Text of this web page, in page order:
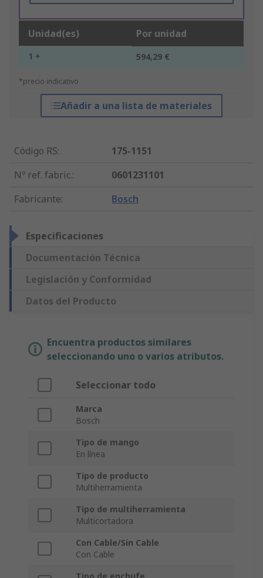
Unidad(es) Por unidad
1 + 594,29 €
*precio indicativo
Añadir a una lista de materiales
Código RS:
175-1151
Nº ref. fabric.:
0601231101
Fabricante: Bosch
Especificaciones
Documentación Técnica
Legislación y Conformidad
Datos del Producto
Encuentra productos similares
seleccionando uno o varios atributos.
Seleccionar todo
Marca
Bosch
Tipo de mango
En línea
Tipo de producto
Multiherramienta
Tipo de multiherramienta
Multicortadora
Con Cable/Sin Cable
Con Cable